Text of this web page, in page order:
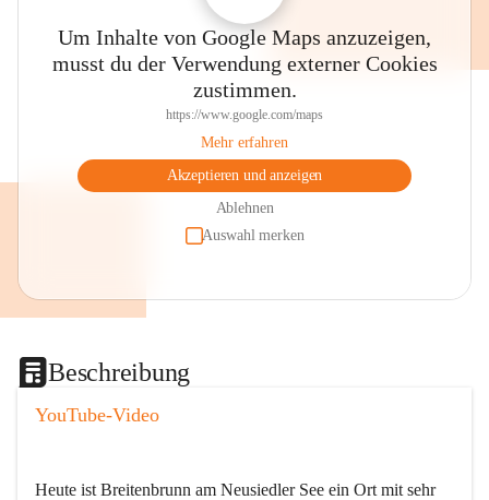
Um Inhalte von Google Maps anzuzeigen,
musst du der Verwendung externer Cookies
zustimmen.
https://www.google.com/maps
Mehr erfahren
Akzeptieren und anzeigen
Ablehnen
Auswahl merken
Beschreibung
YouTube-Video
Heute ist Breitenbrunn am Neusiedler See ein Ort mit sehr